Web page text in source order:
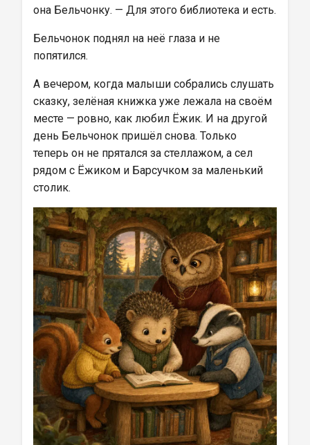
она Бельчонку. — Для этого библиотека и есть.
Бельчонок поднял на неё глаза и не
попятился.
А вечером, когда малыши собрались слушать
сказку, зелёная книжка уже лежала на своём
месте — ровно, как любил Ёжик. И на другой
день Бельчонок пришёл снова. Только
теперь он не прятался за стеллажом, а сел
рядом с Ёжиком и Барсучком за маленький
столик.